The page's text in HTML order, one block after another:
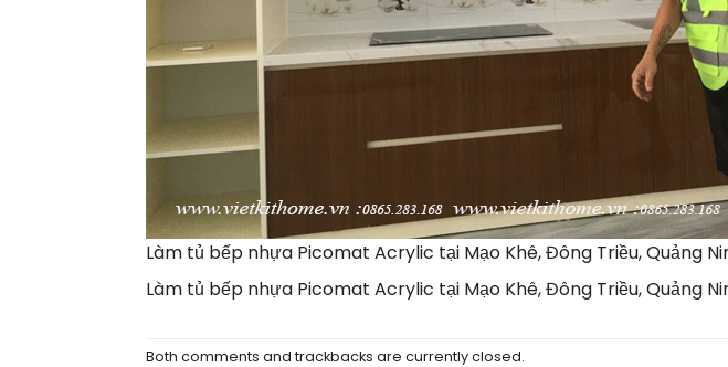
Làm tủ bếp nhựa Picomat Acrylic tại Mạo Khê, Đông Triều, Quảng
Làm tủ bếp nhựa Picomat Acrylic tại Mạo Khê, Đông Triều, Quảng
Both comments and trackbacks are currently closed.